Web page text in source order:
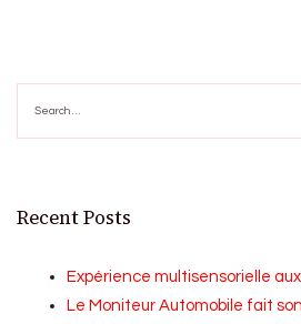
for:
Recent Posts
Expérience multisensorielle
Le Moniteur Automobile fait